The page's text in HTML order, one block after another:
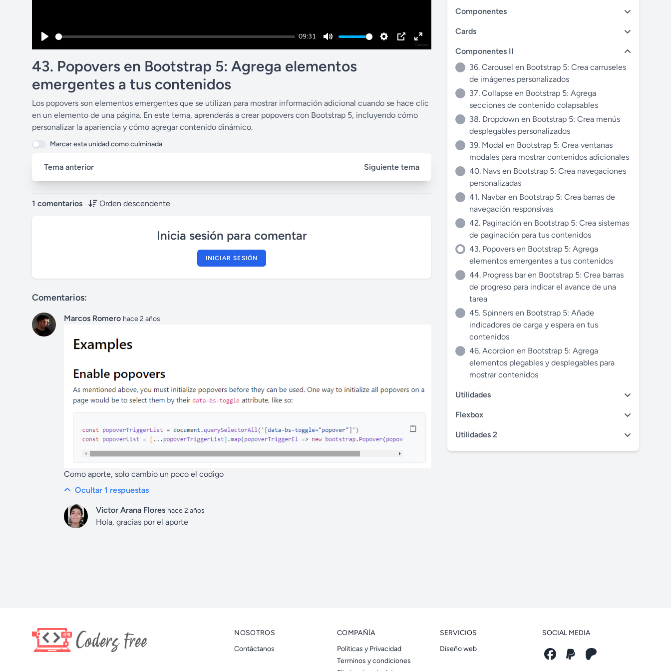
P
l
a
y
09:31
M
u
t
S
i
n
P
E
r
s
c
43. Popovers en Bootstrap 5: Agrega elementos
emergentes a tus contenidos
Los popovers son elementos emergentes que se utilizan para mostrar información adicional cuando se hace clic
en un elemento de una página. En este tema, aprenderás a crear popovers con Bootstrap 5, incluyendo cómo
personalizar la apariencia y cómo agregar contenido dinámico.
Marcar esta unidad como culminada
Tema anterior Siguiente tema
1 comentarios Orden descendente
Inicia sesión para comentar
INICIAR SESIÓN
Comentarios:
Marcos Romero hace 2 años
Como aporte, solo cambio un poco el codigo
Ocultar 1 respuestas
Victor Arana Flores hace 2 años
Hola, gracias por el aporte
Componentes
Cards
Componentes II
36. Carousel en Bootstrap 5: Crea carruseles
de imágenes personalizados
37. Collapse en Bootstrap 5: Agrega
secciones de contenido colapsables
38. Dropdown en Bootstrap 5: Crea menús
desplegables personalizados
39. Modal en Bootstrap 5: Crea ventanas
modales para mostrar contenidos adicionales
40. Navs en Bootstrap 5: Crea navegaciones
personalizadas
41. Navbar en Bootstrap 5: Crea barras de
navegación responsivas
42. Paginación en Bootstrap 5: Crea sistemas
de paginación para tus contenidos
43. Popovers en Bootstrap 5: Agrega
elementos emergentes a tus contenidos
44. Progress bar en Bootstrap 5: Crea barras
de progreso para indicar el avance de una
tarea
45. Spinners en Bootstrap 5: Añade
indicadores de carga y espera en tus
contenidos
46. Acordion en Bootstrap 5: Agrega
elementos plegables y desplegables para
mostrar contenidos
Utilidades
Flexbox
Utilidades 2
NOSOTROS
Contáctanos
COMPAÑÍA
Politicas y Privacidad
Terminos y condiciones
SERVICIOS
Diseño web
SOCIAL MEDIA